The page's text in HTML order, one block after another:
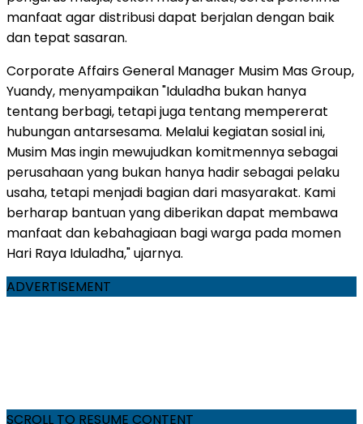
manfaat agar distribusi dapat berjalan dengan baik
dan tepat sasaran.
Corporate Affairs General Manager Musim Mas Group,
Yuandy, menyampaikan "Iduladha bukan hanya
tentang berbagi, tetapi juga tentang mempererat
hubungan antarsesama. Melalui kegiatan sosial ini,
Musim Mas ingin mewujudkan komitmennya sebagai
perusahaan yang bukan hanya hadir sebagai pelaku
usaha, tetapi menjadi bagian dari masyarakat. Kami
berharap bantuan yang diberikan dapat membawa
manfaat dan kebahagiaan bagi warga pada momen
Hari Raya Iduladha," ujarnya.
ADVERTISEMENT
SCROLL TO RESUME CONTENT